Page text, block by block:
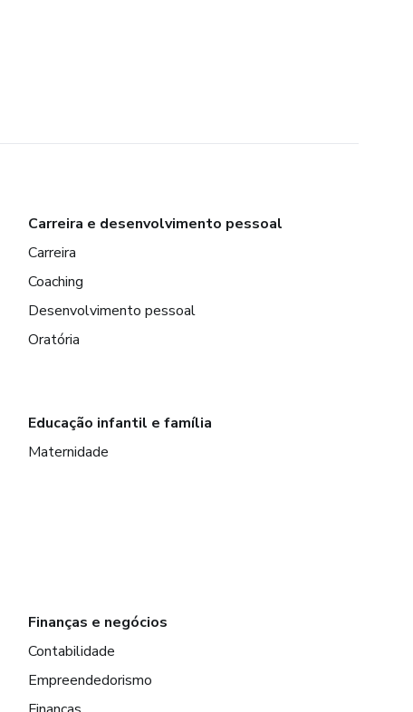
Carreira e desenvolvimento pessoal
Carreira
Coaching
Desenvolvimento pessoal
Oratória
Educação infantil e família
Maternidade
Finanças e negócios
Contabilidade
Empreendedorismo